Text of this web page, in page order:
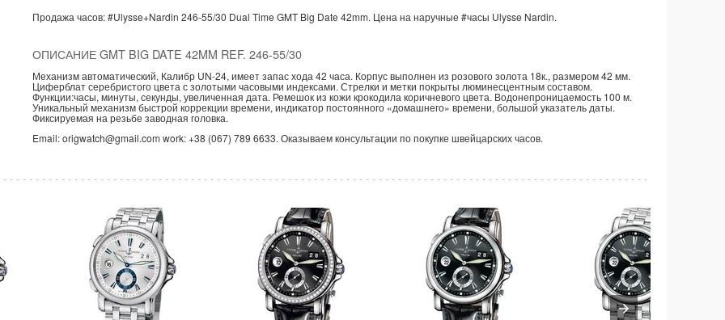
Продажа часов:#Ulysse+Nardin 246-55/30 Dual Time GMT Big Date 42mm. Цена на наручные #часы Ulysse Nardin.
ОПИСАНИЕ GMT BIG DATE 42MM REF. 246-55/30
Механизм автоматический, Калибр UN-24, имеет запас хода 42 часа. Корпус выполнен из розового золота 18к., размером 42 мм.
Циферблат серебристого цвета с золотыми часовыми индексами. Стрелки и метки покрыты люминесцентным составом.
Функции:часы, минуты, секунды, увеличенная дата. Ремешок из кожи крокодила коричневого цвета. Водонепроницаемость 100 м.
Уникальный механизм быстрой коррекции времени, индикатор постоянного «домашнего» времени, большой указатель даты.
Фиксируемая на резьбе заводная головка.
Email: origwatch@gmail.com work: +38 (067) 789 6633. Оказываем консультации по покупке швейцарских часов.